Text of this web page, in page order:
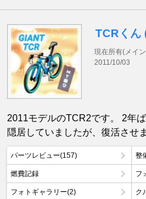
TCRくん
現在所有(メイ
2011/10/03
2011モデルのTCR2です。 2年
隠居していましたが、復活させ
パーツレビュー(157) 整
燃費記録 フ
フォトギャラリー(2) ク